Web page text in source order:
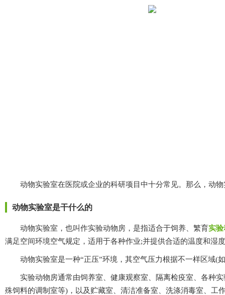
动物实验室在医院或企业的科研项目中十分常见。那么，动
动物实验室是干什么的
动物实验室，也叫作实验动物房，是指适合于饲养、繁育实验
满足空间环境空气规定，适用于各种作业;并提供合适的温度和湿度
动物实验室是一种“正压”环境，其空气压力根据不一样区域(如手
实验动物房通常由饲养室、健康观察室、隔离检疫室、各种实验
殊饲料的调制室等)，以及贮藏室、清洁准备室、洗涤消毒室、